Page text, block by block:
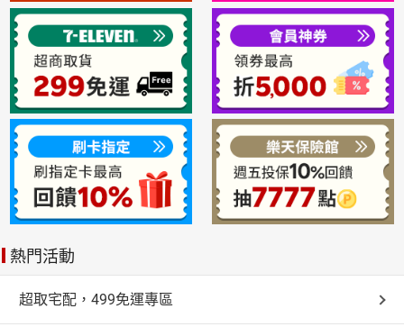
熱門活動
超取宅配，499免運專區